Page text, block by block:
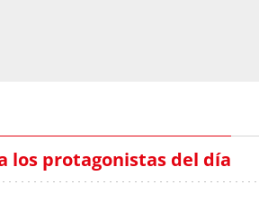
los protagonistas del día